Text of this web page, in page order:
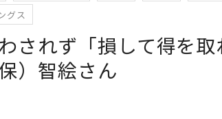
グス
されず「損して得を
）智絵さん